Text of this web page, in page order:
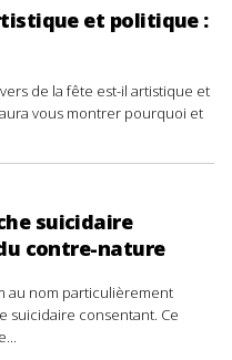
et politique :
de la fête est-il artistique et
vous montrer pourquoi et
suicidaire
contre-nature
au nom particulièrement
suicidaire consentant. Ce